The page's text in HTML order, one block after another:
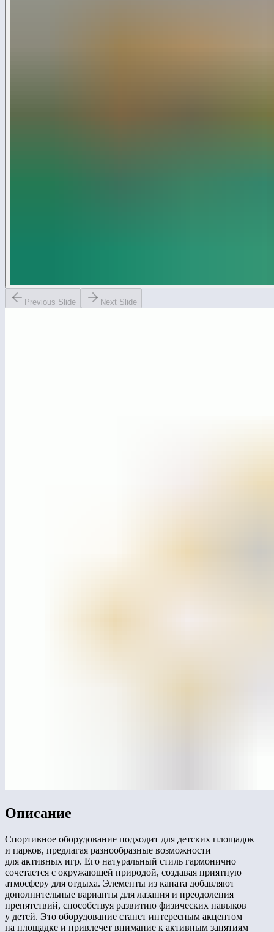
Previous Slide Next Slide
Описание
Спортивное оборудование подходит для детских площадок
и парков, предлагая разнообразные возможности
для активных игр. Его натуральный стиль гармонично
сочетается с окружающей природой, создавая приятную
атмосферу для отдыха. Элементы из каната добавляют
дополнительные варианты для лазания и преодоления
препятствий, способствуя развитию физических навыков
у детей. Это оборудование станет интересным акцентом
на площадке и привлечет внимание к активным занятиям